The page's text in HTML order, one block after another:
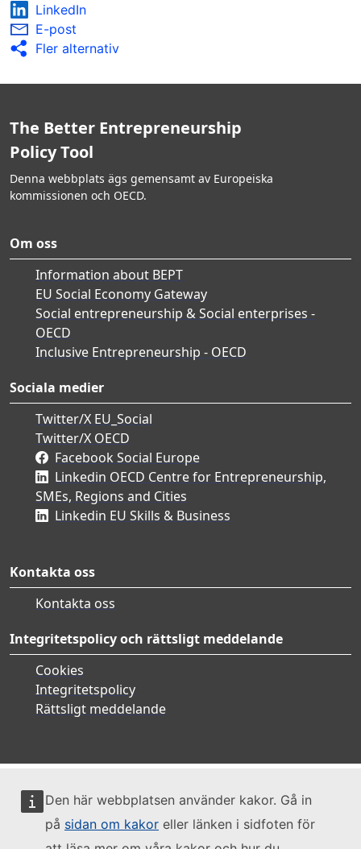
Den här webbplatsen använder kakor. Gå in
på sidan om kakor eller länken i sidfoten för
LinkedIn
E-post
Fler alternativ
The Better Entrepreneurship
Policy Tool
Denna webbplats ägs gemensamt av Europeiska
kommissionen och OECD.
Om oss
Information about BEPT
EU Social Economy Gateway
Social entrepreneurship & Social enterprises -
OECD
Inclusive Entrepreneurship - OECD
Sociala medier
Twitter/X EU_Social
Twitter/X OECD
Facebook Social Europe
Linkedin OECD Centre for Entrepreneurship,
SMEs, Regions and Cities
Linkedin EU Skills & Business
Kontakta oss
Kontakta oss
Integritetspolicy och rättsligt meddelande
Cookies
Integritetspolicy
Rättsligt meddelande